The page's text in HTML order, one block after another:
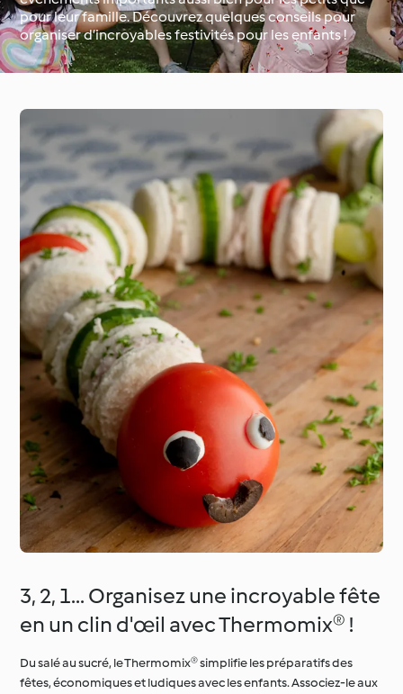
Occasions spéciales et
saisons
Autour du monde avec
Cookidoo®
pour leur famille. Découvrez quelques conseils pour
organiser d’incroyables festivités pour les enfants !
3, 2, 1... Organisez une incroyable fête
en un clin d'œil avec Thermomix® !
Du salé au sucré, le Thermomix® simplifie les préparatifs des
fêtes, économiques et ludiques avec les enfants. Associez-le aux